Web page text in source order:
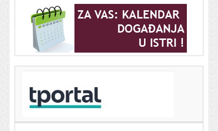
Manjak vode u Dunavu: Bukurešt uvodi dramatične
mjere štednje